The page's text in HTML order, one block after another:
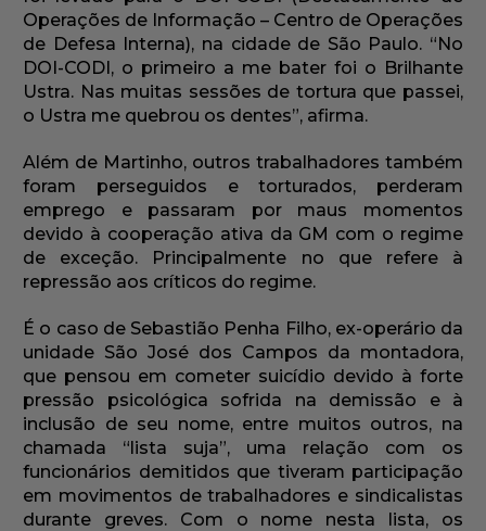
Operações de Informação – Centro de Operações
de Defesa Interna), na cidade de São Paulo. “No
DOI-CODI, o primeiro a me bater foi o Brilhante
Ustra. Nas muitas sessões de tortura que passei,
o Ustra me quebrou os dentes”, afirma.
Além de Martinho, outros trabalhadores também
foram perseguidos e torturados, perderam
emprego e passaram por maus momentos
devido à cooperação ativa da GM com o regime
de exceção. Principalmente no que refere à
repressão aos críticos do regime.
É o caso de Sebastião Penha Filho, ex-operário da
unidade São José dos Campos da montadora,
que pensou em cometer suicídio devido à forte
pressão psicológica sofrida na demissão e à
inclusão de seu nome, entre muitos outros, na
chamada “lista suja”, uma relação com os
funcionários demitidos que tiveram participação
em movimentos de trabalhadores e sindicalistas
durante greves. Com o nome nesta lista, os